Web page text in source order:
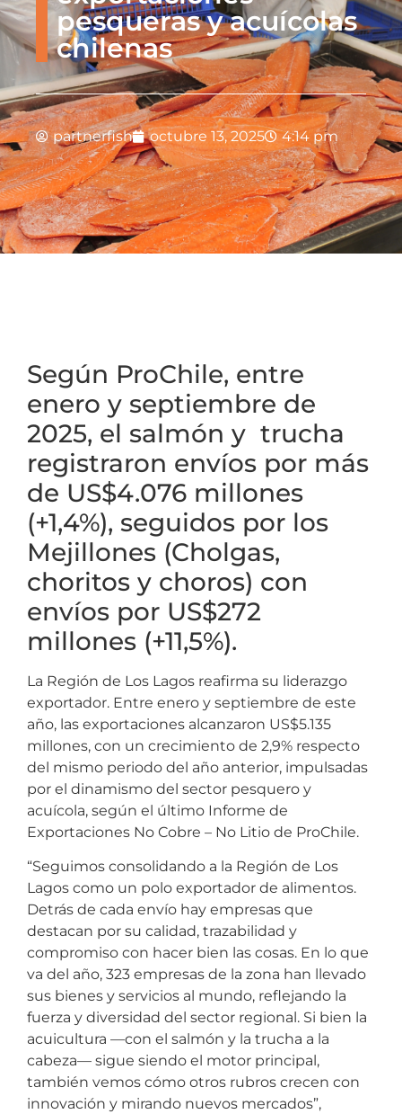
pesqueras y acuícolas
chilenas
partnerfish octubre 13, 2025 4:14 pm
Según ProChile, entre
enero y septiembre de
2025, el salmón y trucha
registraron envíos por más
de US$4.076 millones
(+1,4%), seguidos por los
Mejillones (Cholgas,
choritos y choros) con
envíos por US$272
millones (+11,5%).
La Región de Los Lagos reafirma su liderazgo
exportador. Entre enero y septiembre de este
año, las exportaciones alcanzaron US$5.135
millones, con un crecimiento de 2,9% respecto
del mismo periodo del año anterior, impulsadas
por el dinamismo del sector pesquero y
acuícola, según el último Informe de
Exportaciones No Cobre – No Litio de ProChile.
“Seguimos consolidando a la Región de Los
Lagos como un polo exportador de alimentos.
Detrás de cada envío hay empresas que
destacan por su calidad, trazabilidad y
compromiso con hacer bien las cosas. En lo que
va del año, 323 empresas de la zona han llevado
sus bienes y servicios al mundo, reflejando la
fuerza y diversidad del sector regional. Si bien la
acuicultura —con el salmón y la trucha a la
cabeza— sigue siendo el motor principal,
también vemos cómo otros rubros crecen con
innovación y mirando nuevos mercados”,